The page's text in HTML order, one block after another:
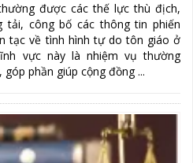
được các thế lực thù địch,
tải, công bố các thông tin phiến
tạc về tình hình tự do tôn giáo ở
vực này là nhiệm vụ thường
phần giúp cộng đồng ...